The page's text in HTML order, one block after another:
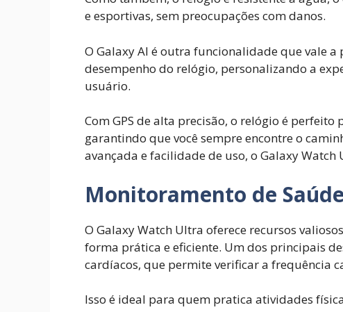
e esportivas, sem preocupações com danos.
O Galaxy AI é outra funcionalidade que vale
desempenho do relógio, personalizando a
usuário.
Com GPS de alta precisão, o relógio é
garantindo que você sempre encontre o
avançada e facilidade de uso, o Galaxy
Monitoramento de Saúde
O Galaxy Watch Ultra oferece recursos
forma prática e eficiente. Um dos principais
cardíacos, que permite verificar a frequência
Isso é ideal para quem pratica atividades